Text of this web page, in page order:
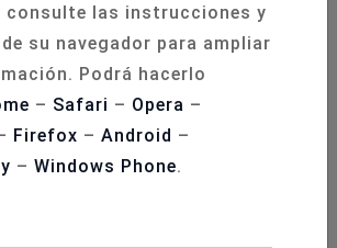
1. Edificio Parque. Local 2. 18006
11
50
consulte las instrucciones y
su navegador para ampliar
Podrá hacerlo
– Safari – Opera –
Firefox – Android –
– Windows Phone.